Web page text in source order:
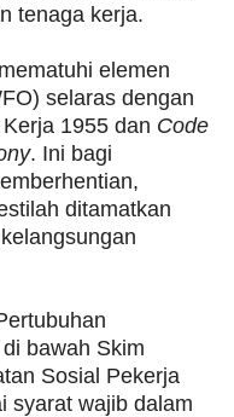
tenaga kerja.
elemen
selaras dengan
1955 dan Code
. Ini bagi
ditamatkan
bawah Skim
Sosial Pekerja
syarat wajib dalam